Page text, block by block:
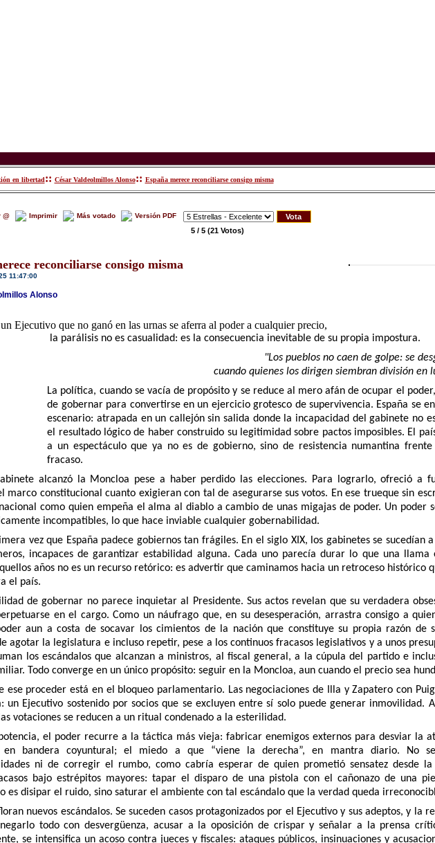
en libertad:: César Valdeolmillos Alonso:: España merece reconciliarse consigo misma
@ Imprimir Más votado Versión PDF
5 / 5 (21 Votos)
reconciliarse consigo misma
11:47:00
Alonso
Ejecutivo que no ganó en las urnas se aferra al poder a cualquier precio,
la parálisis no es casualidad: es la consecuencia inevitable de su propia impostura.
"Los pueblos no caen de golpe: se
cuando quienes los dirigen siembran división en
La política, cuando se vacía de propósito y se reduce al mero afán de ocupar el
de gobernar para convertirse en un ejercicio grotesco de supervivencia. España se
escenario: atrapada en un callejón sin salida donde la incapacidad del gabinete no
el resultado lógico de haber construido su legitimidad sobre pactos imposibles. El
a un espectáculo que ya no es de gobierno, sino de resistencia numantina
fracaso.
alcanzó la Moncloa pese a haber perdido las elecciones. Para lograrlo, ofreció a
marco constitucional cuanto exigieran con tal de asegurarse sus votos. En ese trueque sin
como quien empeña el alma al diablo a cambio de unas migajas de poder. Un poder
incompatibles, lo que hace inviable cualquier gobernabilidad.
vez que España padece gobiernos tan frágiles. En el siglo XIX, los gabinetes se sucedían
incapaces de garantizar estabilidad alguna. Cada uno parecía durar lo que una llama
años no es un recurso retórico: es advertir que caminamos hacia un retroceso histórico
el país.
de gobernar no parece inquietar al Presidente. Sus actos revelan que su verdadera
en el cargo. Como un náufrago que, en su desesperación, arrastra consigo a
aun a costa de socavar los cimientos de la nación que constituye su propia razón de
agotar la legislatura e incluso repetir, pese a los continuos fracasos legislativos y a unos
los escándalos que alcanzan a ministros, al fiscal general, a la cúpula del partido e
Todo converge en un único propósito: seguir en la Moncloa, aun cuando el precio sea
ese proceder está en el bloqueo parlamentario. Las negociaciones de Illa y Zapatero con
un Ejecutivo sostenido por socios que se excluyen entre sí solo puede generar inmovilidad.
votaciones se reducen a un ritual condenado a la esterilidad.
el poder recurre a la táctica más vieja: fabricar enemigos externos para desviar la
en bandera coyuntural; el miedo a que “viene la derecha”, en mantra diario. No
ni de corregir el rumbo, como cabría esperar de quien prometió sensatez desde
bajo estrépitos mayores: tapar el disparo de una pistola con el cañonazo de una
es disipar el ruido, sino saturar el ambiente con tal escándalo que la verdad queda
nuevos escándalos. Se suceden casos protagonizados por el Ejecutivo y sus adeptos, y la
todo con desvergüenza, acusar a la oposición de crispar y señalar a la prensa
se intensifica un acoso contra jueces y fiscales: ataques públicos, insinuaciones y